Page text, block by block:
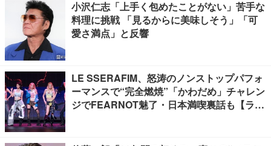
小沢仁志「上手く包めたことがない」苦手な
料理に挑戦 「見るからに美味しそう」「可
愛さ満点」と反響
LE SSERAFIM、怒涛のノンストップパフォ
ーマンスで“完全燃焼”「かわだめ」チャレン
ジでFEARNOT魅了・日本満喫裏話も【ライ